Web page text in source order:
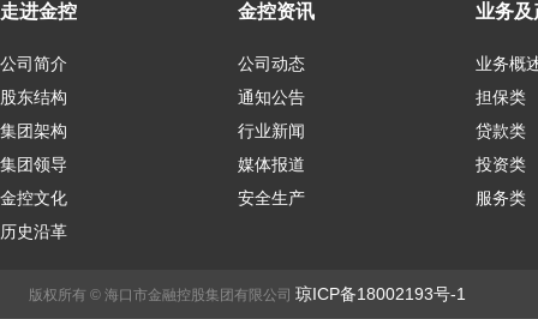
走进金控
公司简介
股东结构
集团架构
集团领导
金控文化
历史沿革
金控资讯
公司动态
通知公告
行业新闻
媒体报道
安全生产
业务及
业务概
担保类
贷款类
投资类
服务类
版权所有 © 海口市金融控股集团有限公司 琼ICP备18002193号-1